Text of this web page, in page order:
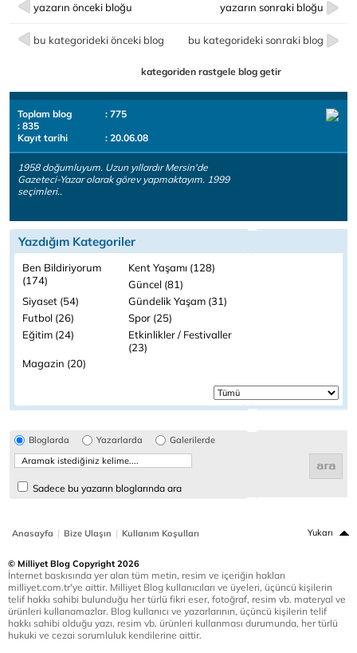
yazarın önceki bloğu yazarın sonraki bloğu
bu kategorideki önceki blog bu kategorideki sonraki blog
kategoriden rastgele blog getir
Toplam blog
: 775
: 835
Kayıt tarihi
: 20.06.08
1958 doğumluyum. Uzun yıllardır Mersin'de
Gazeteci-Yazar olarak görev yapmaktayım. 1999
seçimleri..
Yazdığım Kategoriler
Ben Bildiriyorum
(174)
Kent Yaşamı (128)
Güncel (81)
Siyaset (54)
Gündelik Yaşam (31)
Futbol (26)
Spor (25)
Eğitim (24)
Etkinlikler / Festivaller
(23)
Magazin (20)
Bloglarda Yazarlarda Galerilerde
Sadece bu yazarın bloglarında ara
Anasayfa | Bize Ulaşın | Kullanım Koşulları Yukarı
© Milliyet Blog Copyright 2026
İnternet baskısında yer alan tüm metin, resim ve içeriğin hakları
milliyet.com.tr'ye aittir. Milliyet Blog kullanıcıları ve üyeleri, üçüncü kişilerin
telif hakkı sahibi bulunduğu her türlü fikri eser, fotoğraf, resim vb. materyal ve
ürünleri kullanamazlar. Blog kullanıcı ve yazarlarının, üçüncü kişilerin telif
hakkı sahibi olduğu yazı, resim vb. ürünleri kullanması durumunda, her türlü
hukuki ve cezai sorumluluk kendilerine aittir.